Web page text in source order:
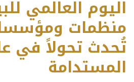
منظمات
تُحدث تحولاً في
المستدامة